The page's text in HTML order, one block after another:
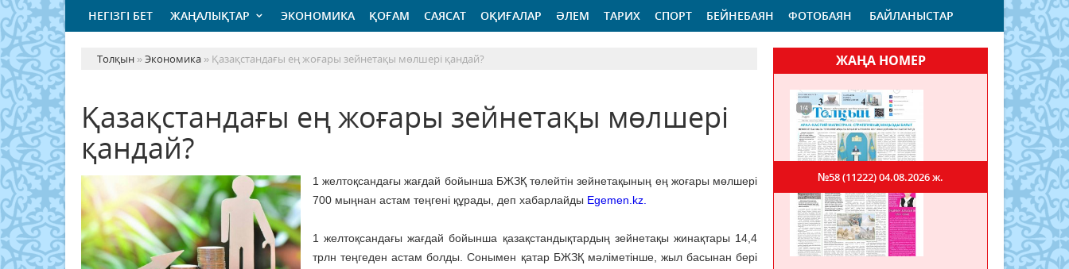
НЕГІЗГІ БЕТ ЖАҢАЛЫҚТАР ЭКОНОМИКА ҚОҒАМ САЯСАТ ОҚИҒАЛАР ӘЛЕМ ТАРИХ СПОРТ БЕЙНЕБАЯН ФОТОБАЯН БАЙЛАНЫСТАР
Толқын »Экономика » Қазақстандағы ең жоғары зейнетақы мөлшері қандай?
Қазақстандағы ең жоғары зейнетақы мөлшері
қандай?
1 желтоқсандағы жағдай бойынша БЖЗҚ төлейтін зейнетақының ең жоғары мөлшері
700 мыңнан астам теңгені құрады, деп хабарлайды Egemen.kz.
1 желтоқсандағы жағдай бойынша қазақстандықтардың зейнетақы жинақтары 14,4
трлн теңгеден астам болды. Сонымен қатар БЖЗҚ мәліметінше, жыл басынан бері
ЖАҢА НОМЕР
№58 (11222)04.08.2026 ж.